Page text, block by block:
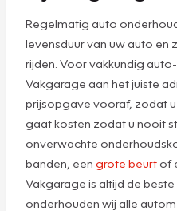
Regelmatig auto
levensduur van uw auto en
rijden. Voor vakkundig
Vakgarage aan het juiste
prijsopgave vooraf, zodat
gaat kosten zodat u nooit
onverwachte
banden, een grote beurtof
Vakgarage is altijd de beste
onderhouden wij alle